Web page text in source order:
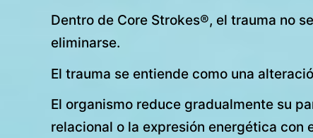
Dentro de Core Strokes®, el trauma no
eliminarse.
El trauma se entiende como una
El organismo reduce gradualmente su
relacional o la expresión energética